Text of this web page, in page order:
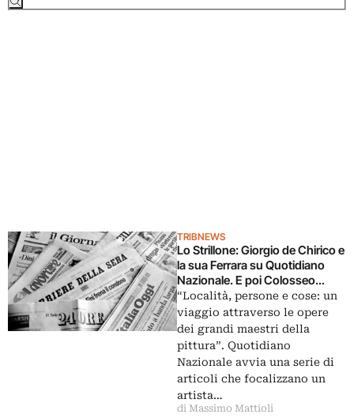
TRIBNEWS
Lo Strillone: Giorgio de Chirico e
la sua Ferrara su Quotidiano
Nazionale. E poi Colosseo
senza manutenzione, la
riscossa del libro di carta
“Località, persone e cose: un
viaggio attraverso le opere
dei grandi maestri della
pittura”. Quotidiano
Nazionale avvia una serie di
articoli che focalizzano un
artista…
di Massimo Mattioli